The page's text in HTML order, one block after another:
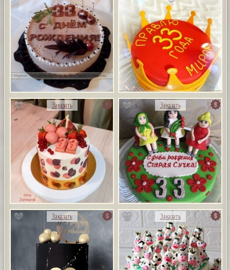
Заказать 1 Заказать
Заказать Заказать